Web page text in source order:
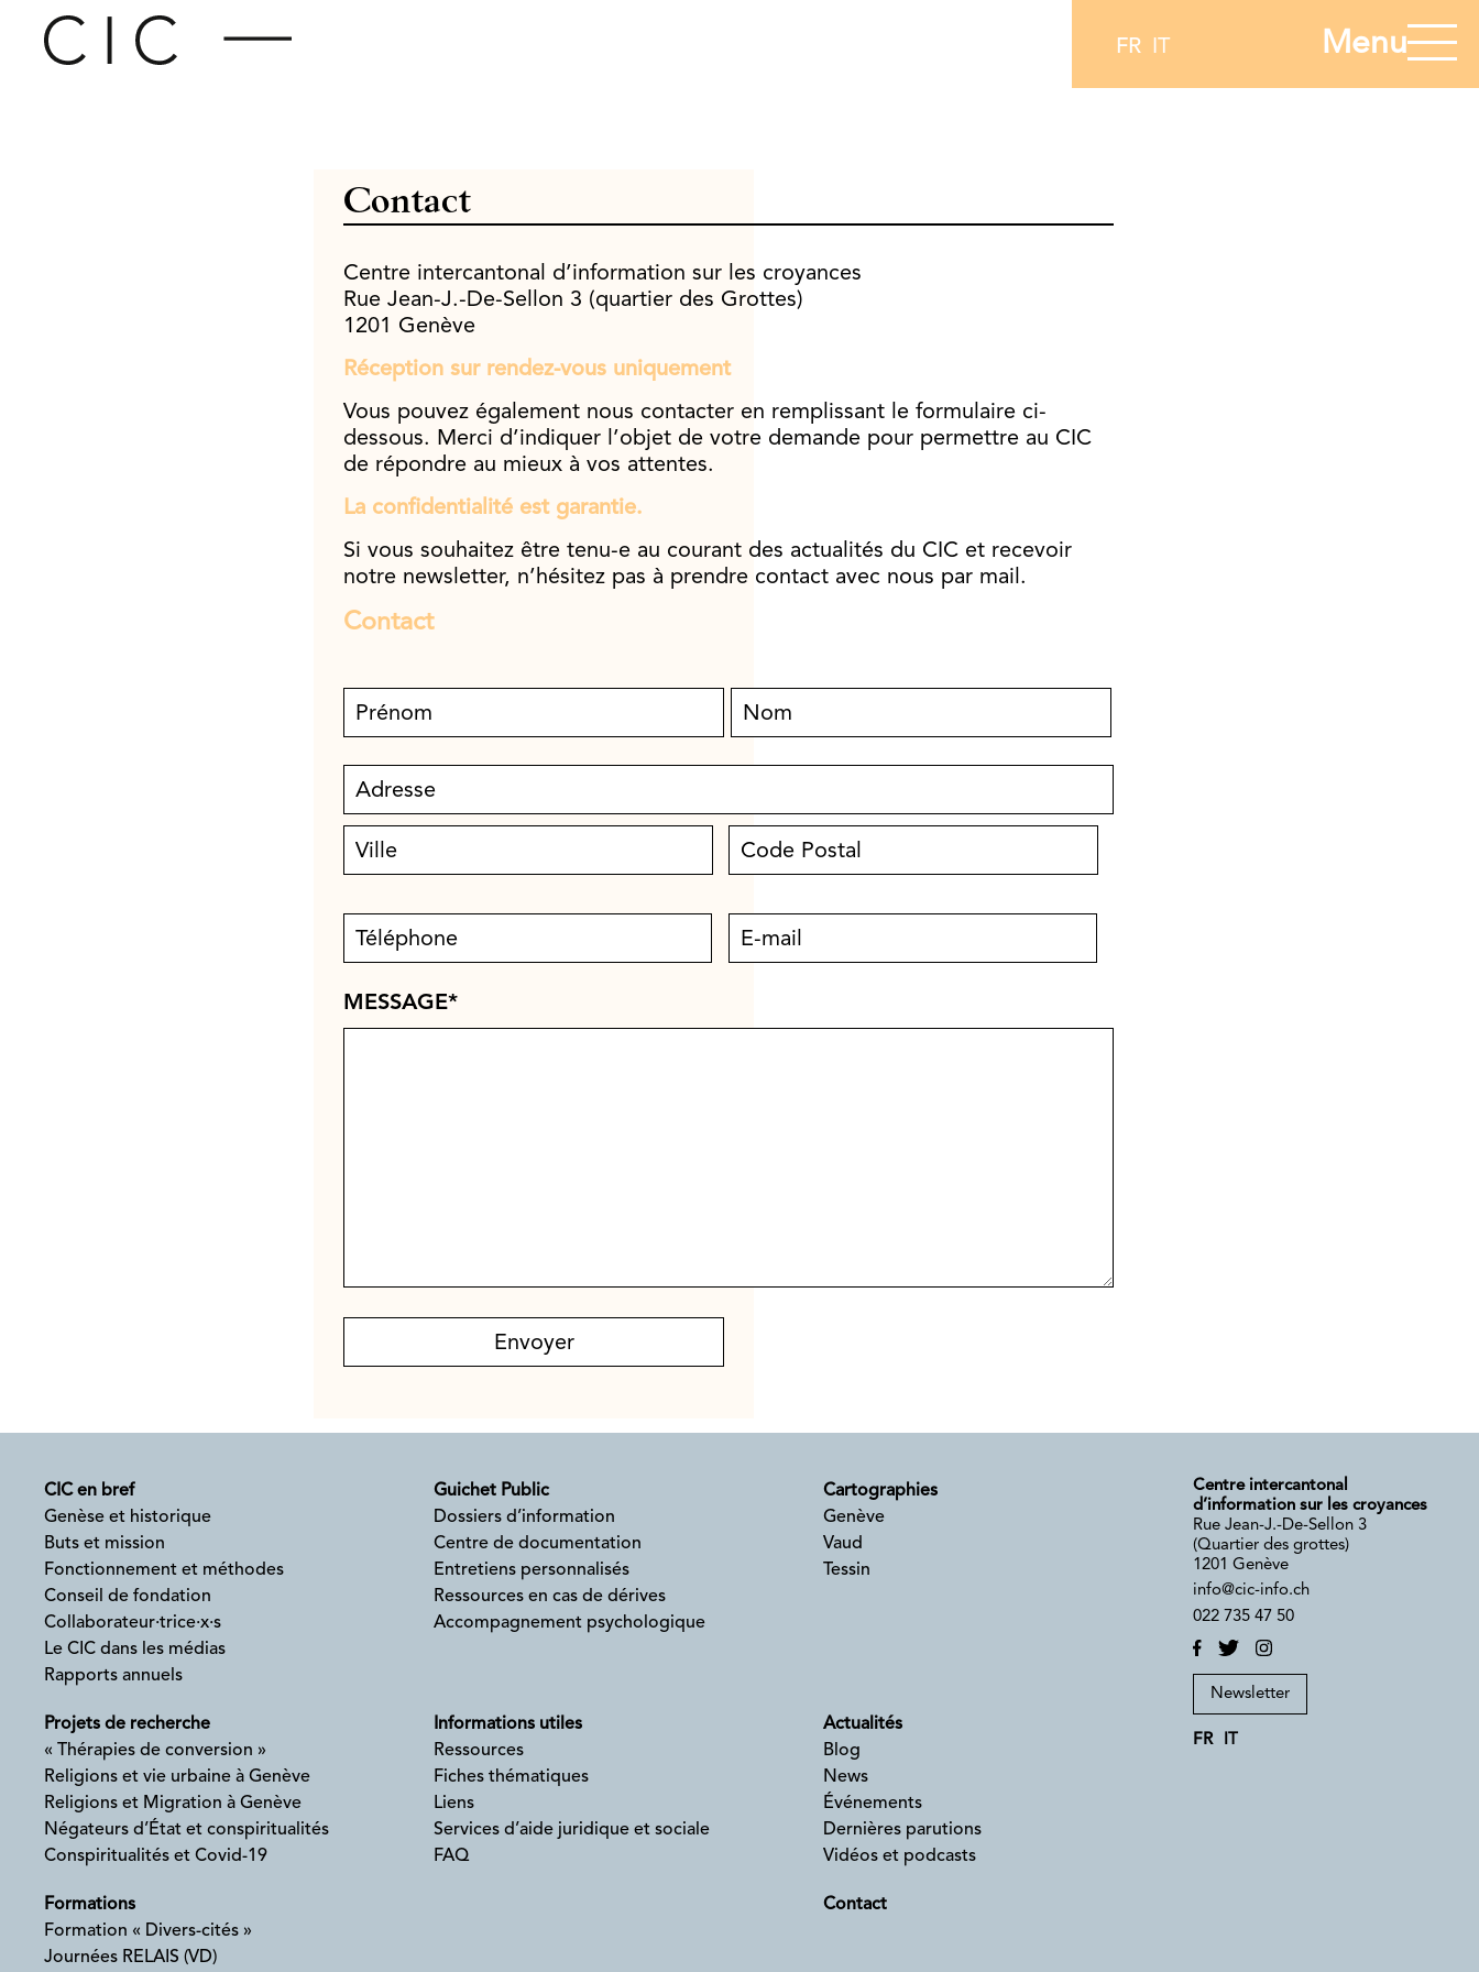
FR IT Menu
Contact
Centre intercantonal d’information sur les croyances
Rue Jean-J.-De-Sellon 3 (quartier des Grottes)
1201 Genève
Réception sur rendez-vous uniquement
Vous pouvez également nous contacter en remplissant le formulaire ci-
dessous. Merci d’indiquer l’objet de votre demande pour permettre au CIC
de répondre au mieux à vos attentes.
La confidentialité est garantie.
Si vous souhaitez être tenu-e au courant des actualités du CIC et recevoir
notre newsletter, n’hésitez pas à prendre contact avec nous par mail.
Contact
MESSAGE*
CIC en bref
Genèse et historique
Buts et mission
Fonctionnement et méthodes
Conseil de fondation
Collaborateur·trice·x·s
Le CIC dans les médias
Rapports annuels
Guichet Public
Dossiers d’information
Centre de documentation
Entretiens personnalisés
Ressources en cas de dérives
Accompagnement psychologique
Cartographies
Genève
Vaud
Tessin
Projets de recherche
« Thérapies de conversion »
Religions et vie urbaine à Genève
Religions et Migration à Genève
Négateurs d’État et conspiritualités
Conspiritualités et Covid-19
Informations utiles
Ressources
Fiches thématiques
Liens
Services d’aide juridique et sociale
FAQ
Actualités
Blog
News
Événements
Dernières parutions
Vidéos et podcasts
Formations
Formation « Divers-cités »
Journées RELAIS (VD)
Contact
Centre intercantonal
d’information sur les croyances
Rue Jean-J.-De-Sellon 3
(Quartier des grottes)
1201 Genève
info@cic-info.ch
022 735 47 50
Newsletter
FR IT